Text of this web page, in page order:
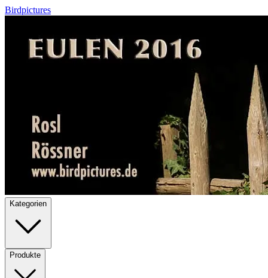
Birdpictures
Kategorien
Produkte